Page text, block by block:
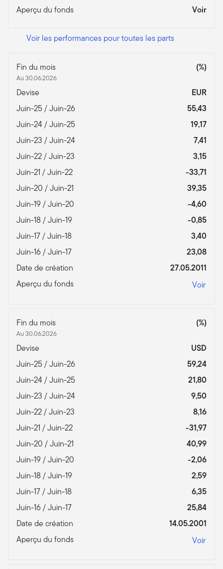
Aperçu du fonds
Voir
Voir les performances pour toutes les parts
Fin du mois
Au 30.06.2026
(%)
Devise
EUR
Juin-25 / Juin-26
55,43
Juin-24 / Juin-25
19,17
Juin-23 / Juin-24
7,41
Juin-22 / Juin-23
3,15
Juin-21 / Juin-22
-33,71
Juin-20 / Juin-21
39,35
Juin-19 / Juin-20
-4,60
Juin-18 / Juin-19
-0,85
Juin-17 / Juin-18
3,40
Juin-16 / Juin-17
23,08
Date de création
27.05.2011
Aperçu du fonds
Voir
Fin du mois
Au 30.06.2026
(%)
Devise
USD
Juin-25 / Juin-26
59,24
Juin-24 / Juin-25
21,80
Juin-23 / Juin-24
9,50
Juin-22 / Juin-23
8,16
Juin-21 / Juin-22
-31,97
Juin-20 / Juin-21
40,99
Juin-19 / Juin-20
-2,06
Juin-18 / Juin-19
2,59
Juin-17 / Juin-18
6,35
Juin-16 / Juin-17
25,84
Date de création
14.05.2001
Aperçu du fonds
Voir